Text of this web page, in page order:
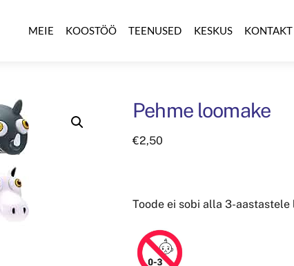
MEIE KOOSTÖÖ TEENUSED KESKUS KONTAKT
Pehme loomake
€2,50
Toode ei sobi alla 3-aastastele